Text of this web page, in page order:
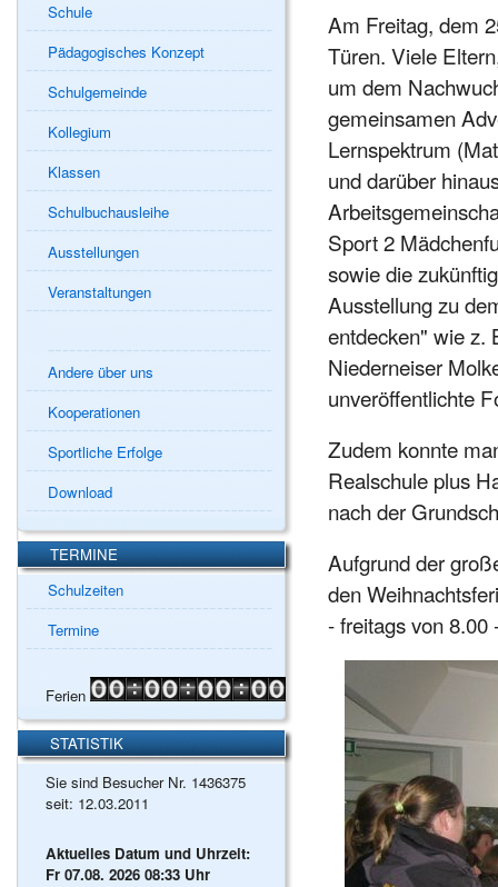
Schule
Pädagogisches Konzept
Schulgemeinde
Kollegium
Klassen
Schulbuchausleihe
Ausstellungen
Veranstaltungen
Andere über uns
Kooperationen
Sportliche Erfolge
Download
TERMINE
Schulzeiten
Termine
Ferien
STATISTIK
Sie sind Besucher Nr. 1436375
seit: 12.03.2011
Aktuelles Datum und Uhrzeit:
Fr 07.08. 2026 08:33 Uhr
Am Freitag, dem
Türen. Viele
um dem
gemeinsamen
Lernspektrum
und darüber
Sport 2
sowie die
Ausstellung zu
entdecken" wie z.
Niederneiser
unveröffentlichte
Zudem konnte
Realschule plus
nach der
Aufgrund der
den
- freitags von 8.00